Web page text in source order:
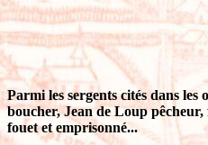
Parmi les sergents cités dans
boucher, Jean de Loup
fouet et emprisonné...